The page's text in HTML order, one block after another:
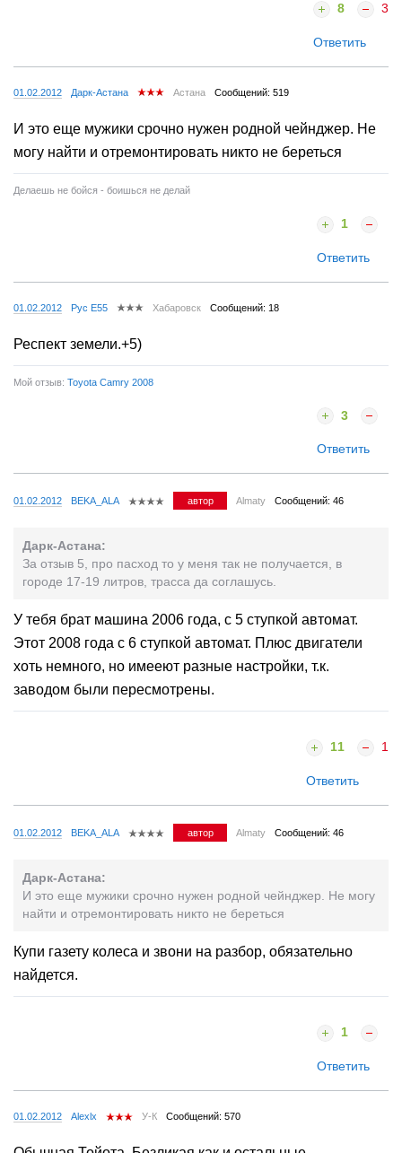
8 3
Ответить
01.02.2012 Дарк-Астана Астана Сообщений: 519
И это еще мужики срочно нужен родной чейнджер. Не
могу найти и отремонтировать никто не береться
Делаешь не бойся - боишься не делай
1
Ответить
01.02.2012 Рус E55 Хабаровск Сообщений: 18
Респект земели.+5)
Мой отзыв: Toyota Camry 2008
3
Ответить
01.02.2012 BEKA_ALA автор Almaty Сообщений: 46
Дарк-Астана:
За отзыв 5, про пасход то у меня так не получается, в
городе 17-19 литров, трасса да соглашусь.
У тебя брат машина 2006 года, с 5 ступкой автомат.
Этот 2008 года с 6 ступкой автомат. Плюс двигатели
хоть немного, но имееют разные настройки, т.к.
заводом были пересмотрены.
11 1
Ответить
01.02.2012 BEKA_ALA автор Almaty Сообщений: 46
Дарк-Астана:
И это еще мужики срочно нужен родной чейнджер. Не могу
найти и отремонтировать никто не береться
Купи газету колеса и звони на разбор, обязательно
найдется.
1
Ответить
01.02.2012 Alexlx У-К Сообщений: 570